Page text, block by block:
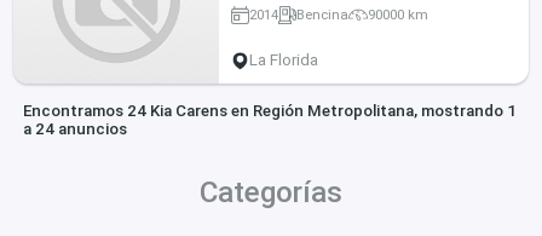
2014 Bencina 90000 km
La Florida
Encontramos 24 Kia Carens en Región Metropolitana, mostrando 1
a 24 anuncios
Categorías